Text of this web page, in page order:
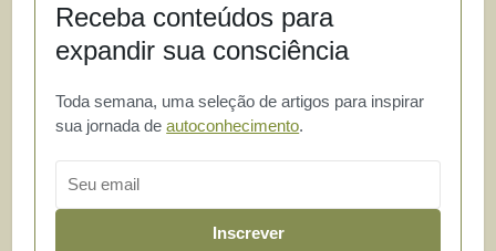
Receba conteúdos para
expandir sua consciência
Toda semana, uma seleção de artigos para inspirar
sua jornada deautoconhecimento.
Inscrever